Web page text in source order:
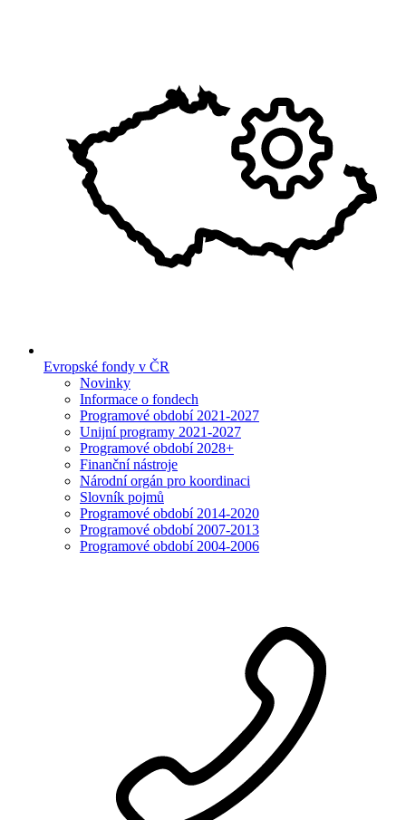
Evropské fondy v ČR
Novinky
Informace o fondech
Programové období 2021-2027
Unijní programy 2021-2027
Programové období 2028+
Finanční nástroje
Národní orgán pro koordinaci
Slovník pojmů
Programové období 2014-2020
Programové období 2007-2013
Programové období 2004-2006